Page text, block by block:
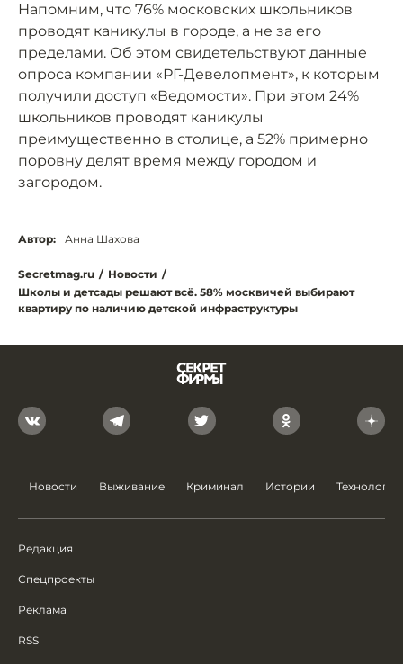
Напомним, что 76% московских школьников
проводят каникулы в городе, а не за его
пределами. Об этом свидетельствуют данные
опроса компании «РГ-Девелопмент», к которым
получили доступ «Ведомости». При этом 24%
школьников проводят каникулы
преимущественно в столице, а 52% примерно
поровну делят время между городом и
загородом.
Автор: Анна Шахова
Secretmag.ru / Новости /
Школы и детсады решают всё. 58% москвичей выбирают
квартиру по наличию детской инфраструктуры
Новости Выживание Криминал Истории Технологии
Редакция
Спецпроекты
Реклама
RSS